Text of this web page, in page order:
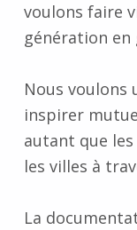
voulons faire
génération en
Nous voulons
inspirer
autant que
les villes à
La